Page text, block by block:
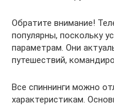
Обратите внимание!
популярны, поскольку
параметрам. Они
путешествий,
Все спиннинги можно
характеристикам.